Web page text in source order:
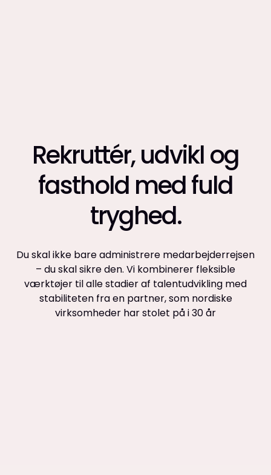
Rekruttér, udvikl og
fasthold med fuld
tryghed.
Du skal ikke bare administrere medarbejderrejsen
– du skal sikre den. Vi kombinerer fleksible
værktøjer til alle stadier af talentudvikling med
stabiliteten fra en partner, som nordiske
virksomheder har stolet på i 30 år